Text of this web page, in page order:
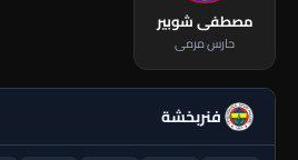
مصطفى شوبير
حارس مرمى
فنربخشة